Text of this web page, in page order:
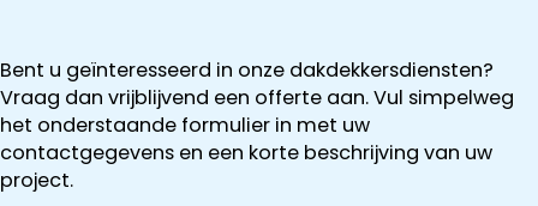
opdrachten
aan te
Bent u geïnteresseerd in onze dakdekkersdiensten?
Vraag dan vrijblijvend een offerte aan. Vul simpelweg
het onderstaande formulier in met uw
contactgegevens en een korte beschrijving van uw
project.